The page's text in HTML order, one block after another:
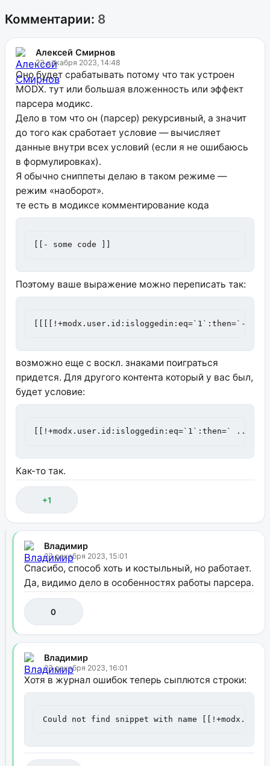
Комментарии: 8
Алексей Смирнов
23 декабря 2023, 14:48
Оно будет срабатывать потому что так устроен
MODX. тут или большая вложенность или эффект
парсера модикс.
Дело в том что он (парсер) рекурсивный, а значит
до того как сработает условие — вычисляет
данные внутри всех условий (если я не ошибаюсь
в формулировках).
Я обычно сниппеты делаю в таком режиме —
режим «наоборот».
те есть в модиксе комментирование кода
[[- some code ]]
Поэтому ваше выражение можно переписать так:
[[[[!+modx.user.id:isloggedin:eq=`1`:then=`-
возможно еще с воскл. знаками поиграться
придется. Для другого контента который у вас был,
будет условие:
[[!+modx.user.id:isloggedin:eq=`1`:then=` ....
Как-то так.
+1
Владимир
23 декабря 2023, 15:01
Спасибо, способ хоть и костыльный, но работает.
Да, видимо дело в особенностях работы парсера.
0
Владимир
23 декабря 2023, 16:01
Хотя в журнал ошибок теперь сыплются строки:
Could not find snippet with name